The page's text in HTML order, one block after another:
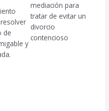
de
y
mediación para
tratar de evitar un
divorcio
contencioso